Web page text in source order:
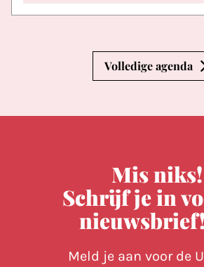
Volledige agenda
Mis niks!
Schrijf je in
nieuwsbrief!
Meld je aan voor de